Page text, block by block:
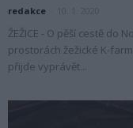
redakce
ŽEŽICE - O pěší cestě do
prostorách žežické K-
přijde vyprávět...